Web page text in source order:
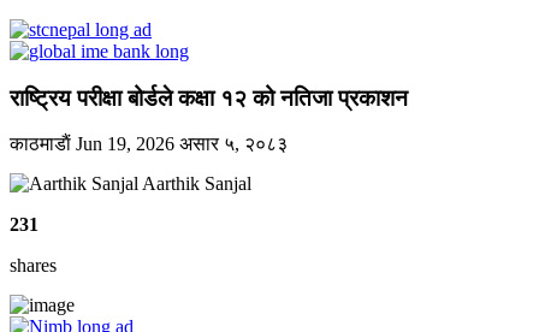
राष्ट्रिय परीक्षा बोर्डले कक्षा १२ को नतिजा प्रकाशन
काठमाडाैं Jun 19, 2026 असार ५, २०८३
Aarthik Sanjal
231
shares